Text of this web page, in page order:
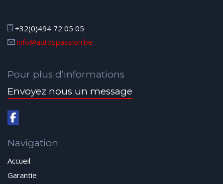
+32(0)494 72 05 05
info@autospassion.be
Pour plus d’informations
Envoyez nous un message
Navigation
Accueil
Garantie